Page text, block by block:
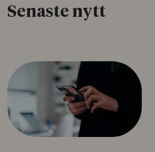
Senaste nytt